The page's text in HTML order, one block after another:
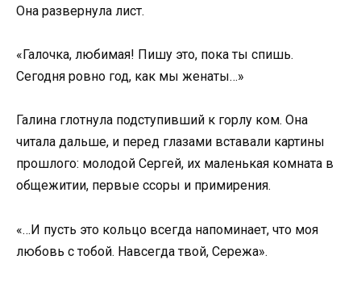
Она развернула лист.
«Галочка, любимая! Пишу это, пока ты спишь.
Сегодня ровно год, как мы женаты…»
Галина глотнула подступивший к горлу ком. Она
читала дальше, и перед глазами вставали картины
прошлого: молодой Сергей, их маленькая комната в
общежитии, первые ссоры и примирения.
«…И пусть это кольцо всегда напоминает, что моя
любовь с тобой. Навсегда твой, Сережа».